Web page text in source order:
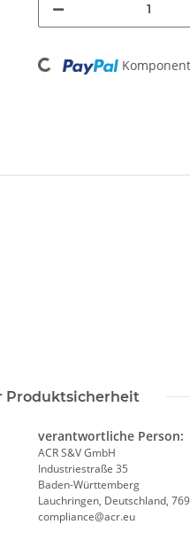
Loading...
Produktsicherheit
verantwortliche Person:
ACR S&V GmbH
Industriestraße 35
Baden-Württemberg
Lauchringen, Deutschland,
compliance@acr.eu